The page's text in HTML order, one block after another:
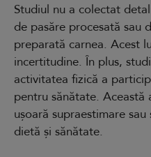
Studiul nu a colectat
de pasăre procesată sau
preparată carnea. Acest
incertitudine. În plus,
activitatea fizică a
pentru sănătate.
ușoară supraestimare
dietă și sănătate.